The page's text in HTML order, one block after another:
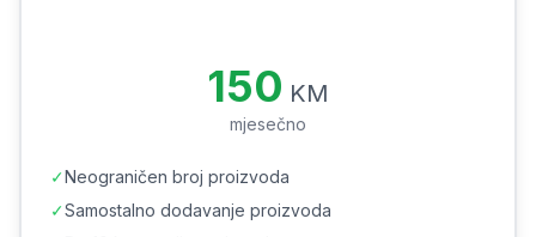
150 KM
mjesečno
✓Neograničen broj proizvoda
✓Samostalno dodavanje proizvoda